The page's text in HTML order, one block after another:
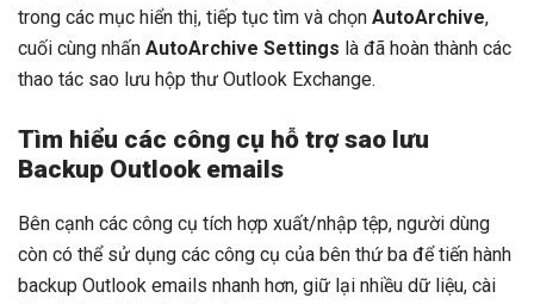
trong các mục hiển thị, tiếp tục tìm và chọn AutoArchive,
cuối cùng nhấn AutoArchive Settings là đã hoàn thành các
thao tác sao lưu hộp thư Outlook Exchange.
Tìm hiểu các công cụ hỗ trợ sao lưu
Backup Outlook emails
Bên cạnh các công cụ tích hợp xuất/nhập tệp, người dùng
còn có thể sử dụng các công cụ của bên thứ ba để tiến hành
backup Outlook emails nhanh hơn, giữ lại nhiều dữ liệu, cài